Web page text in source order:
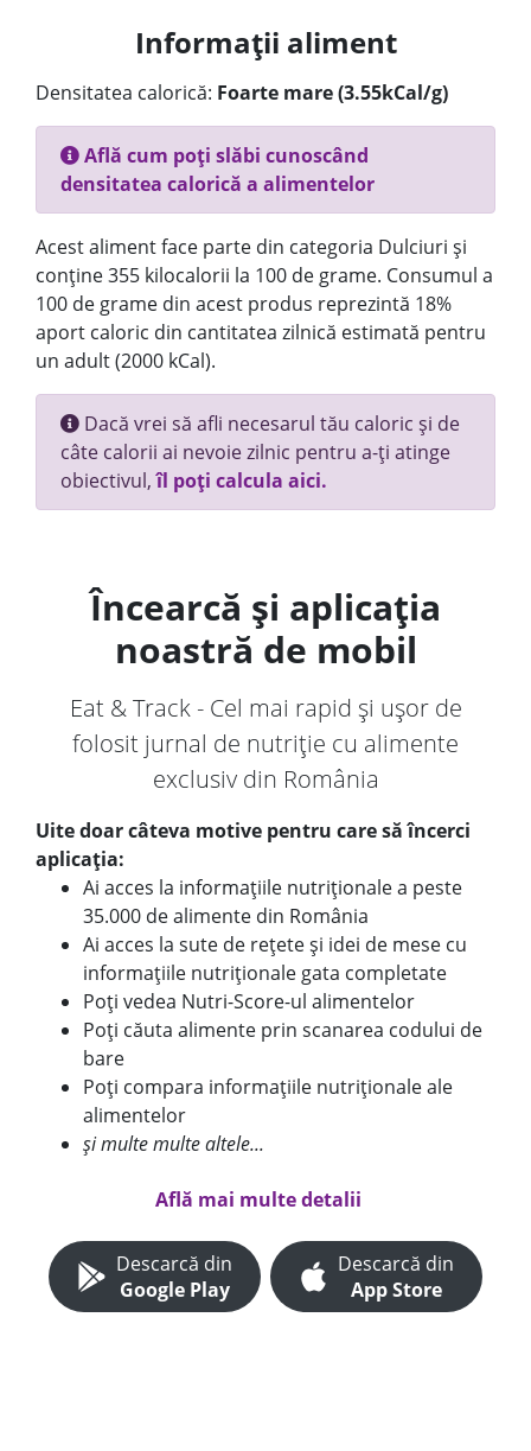
Informații aliment
Densitatea calorică: Foarte mare (3.55kCal/g)
Află cum poți slăbi cunoscând
densitatea calorică a alimentelor
Acest aliment face parte din categoria Dulciuri și
conține 355 kilocalorii la 100 de grame. Consumul a
100 de grame din acest produs reprezintă 18%
aport caloric din cantitatea zilnică estimată pentru
un adult (2000 kCal).
Dacă vrei să afli necesarul tău caloric și de
câte calorii ai nevoie zilnic pentru a-ți atinge
obiectivul,îl poți calcula aici.
Încearcă și aplicația
noastră de mobil
Eat & Track - Cel mai rapid și ușor de
folosit jurnal de nutriție cu alimente
exclusiv din România
Uite doar câteva motive pentru care să încerci
aplicația:
Ai acces la informațiile nutriționale a peste
35.000 de alimente din România
Ai acces la sute de rețete și idei de mese cu
informațiile nutriționale gata completate
Poți vedea Nutri-Score-ul alimentelor
Poți căuta alimente prin scanarea codului de
bare
Poți compara informațiile nutriționale ale
alimentelor
și multe multe altele...
Află mai multe detalii
Descarcă din
Google Play
Descarcă din
App Store